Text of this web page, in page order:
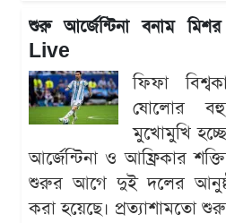
শুরু আর্জেন্টিনা বনাম
Live
ফিফা
ষোলোর
মুখোমুখি হচ্ছে
আর্জেন্টিনা ও আফ্রিকার
শুরুর আগে দুই দলের
করা হয়েছে। প্রত্যাশামতো